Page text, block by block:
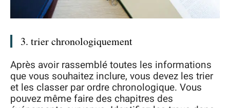
3. trier chronologiquement
Après avoir rassemblé toutes les informations
que vous souhaitez inclure, vous devez les trier
et les classer par ordre chronologique. Vous
pouvez même faire des chapitres des